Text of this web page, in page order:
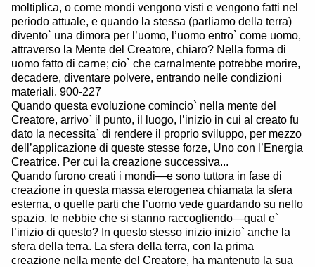
moltiplica, o come mondi vengono visti e vengono fatti nel
periodo attuale, e quando la stessa (parliamo della terra)
divento` una dimora per l’uomo, l’uomo entro` come uomo,
attraverso la Mente del Creatore, chiaro? Nella forma di
uomo fatto di carne; cio` che carnalmente potrebbe morire,
decadere, diventare polvere, entrando nelle condizioni
materiali. 900-227
Quando questa evoluzione comincio` nella mente del
Creatore, arrivo` il punto, il luogo, l’inizio in cui al creato fu
dato la necessita` di rendere il proprio sviluppo, per mezzo
dell’applicazione di queste stesse forze, Uno con l’Energia
Creatrice. Per cui la creazione successiva...
Quando furono creati i mondi—e sono tuttora in fase di
creazione in questa massa eterogenea chiamata la sfera
esterna, o quelle parti che l’uomo vede guardando su nello
spazio, le nebbie che si stanno raccogliendo—qual e`
l’inizio di questo? In questo stesso inizio inizio` anche la
sfera della terra. La sfera della terra, con la prima
creazione nella mente del Creatore, ha mantenuto la sua